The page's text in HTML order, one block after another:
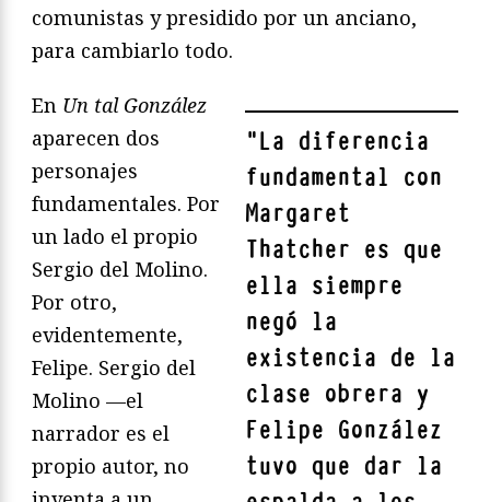
comunistas y presidido por un anciano,
para cambiarlo todo.
"La diferencia
fundamental con
Margaret
Thatcher es que
ella siempre
negó la
existencia de la
clase obrera y
Felipe González
tuvo que dar la
En Un tal González
aparecen dos
personajes
fundamentales. Por
un lado el propio
Sergio del Molino.
Por otro,
evidentemente,
Felipe. Sergio del
Molino —el
narrador es el
propio autor, no